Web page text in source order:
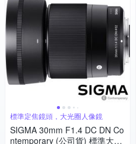
標準定焦鏡頭，大光圈人像鏡
SIGMA 30mm F1.4 DC DN Co
ntemporary (公司貨) 標準大光